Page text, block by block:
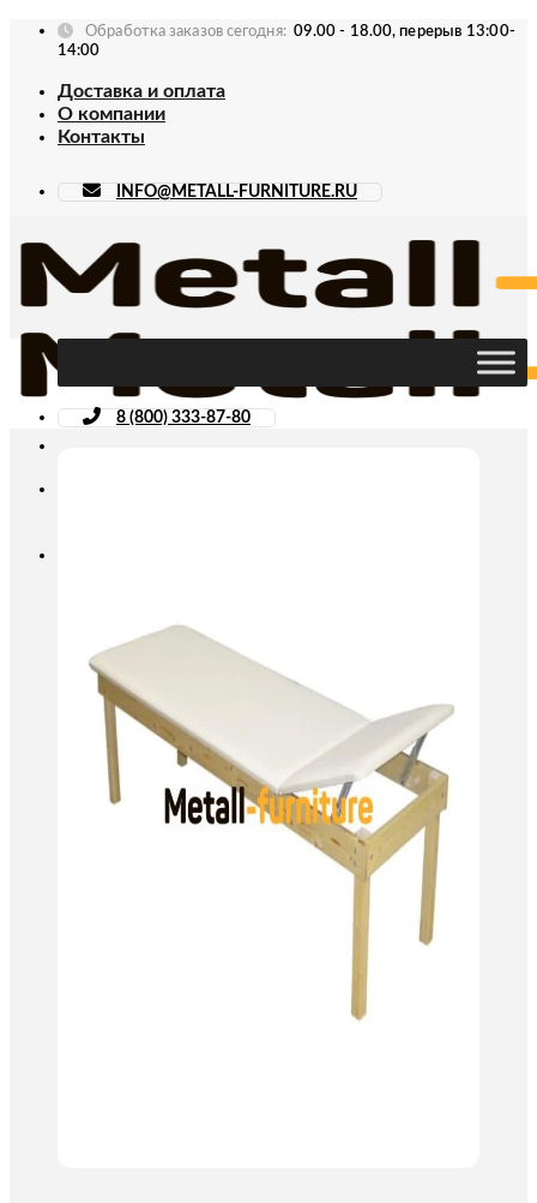
Skip
Обработка заказов сегодня: 09.00 - 18.00, перерыв 13:00-
14:00
Доставка и оплата
О компании
Контакты
INFO@METALL-FURNITURE.RU
8 (800) 333-87-80